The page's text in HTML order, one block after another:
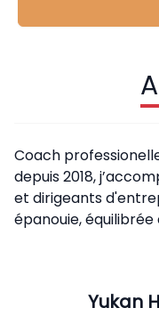
Coach
depuis 2018,
et dirigeants
épanouie, équilibrée
Yukan